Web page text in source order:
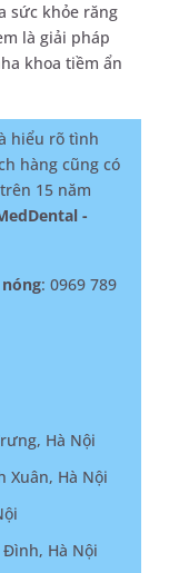
sức khỏe răng
là giải pháp
khoa tiềm ẩn
hiểu rõ tình
hàng cũng có
15 năm
-
: 0969 789
Hà Nội
Xuân, Hà Nội
Đình, Hà Nội